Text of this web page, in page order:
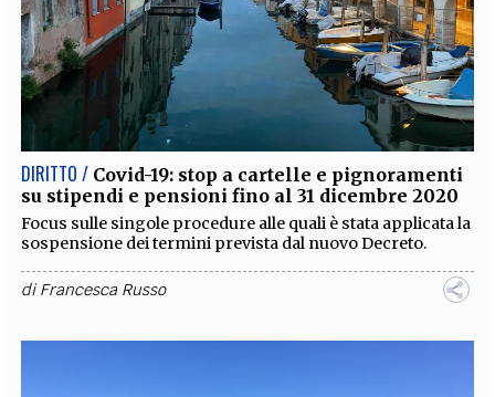
DIRITTO / Covid-19: stop a cartelle e pignoramenti
su stipendi e pensioni fino al 31 dicembre 2020
Focus sulle singole procedure alle quali è stata applicata la
sospensione dei termini prevista dal nuovo Decreto.
diFrancesca Russo